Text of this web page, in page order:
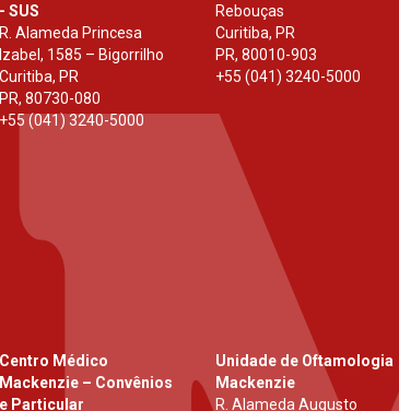
- SUS
R. Alameda Princesa
Izabel, 1585 – Bigorrilho
Curitiba, PR
PR, 80730-080
+55 (041) 3240-5000
Rebouças
Curitiba, PR
PR, 80010-903
+55 (041) 3240-5000
Centro Médico
Mackenzie – Convênios
e Particular
Unidade de Oftamologia
Mackenzie
R. Alameda Augusto